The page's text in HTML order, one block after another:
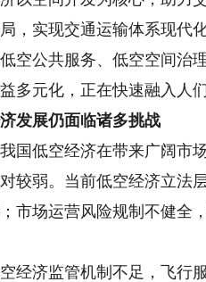
，实现交通运输体系现代
空公共服务、低空空间治
多元化，正在快速融入人
发展仍面临诸多挑战
低空经济在带来广阔市场
较弱。当前低空经济立法
市场运营风险规制不健全
济监管机制不足，飞行服